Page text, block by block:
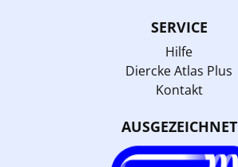
SERVICE
Hilfe
Diercke Atlas Plus
Kontakt
AUSGEZEICHNET